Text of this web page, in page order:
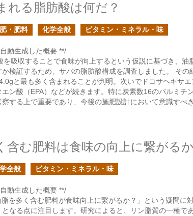
れる脂肪酸は何だ？
・肥料 化学全般 ビタミン・ミネラル・味
動生成した概要 **/
を吸収することで食味が向上するという仮説に基づき、油
検証するため、サバの脂肪酸構成を調査しました。 その
と最も多く含まれることが判明。次いでドコサヘキサ
ン酸（EPA）などが続きます。特に炭素数16のパルミチ
する上で重要であり、今後の施肥設計において意識すべ
含む肥料は食味の向上に繋がる
全般 ビタミン・ミネラル・味
動生成した概要 **/
脂を多く含む肥料が食味向上に繋がるか？」という疑問に
となる点に注目します。研究によると、リン脂質の一種で